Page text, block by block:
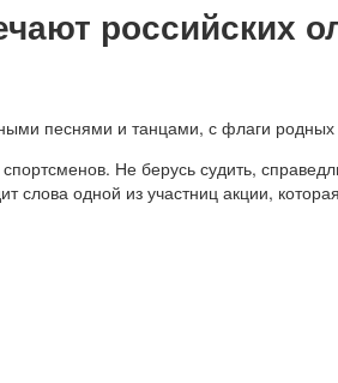
российских
песнями и танцами, с флаги родных
Не берусь судить,
слова одной из участниц акции,